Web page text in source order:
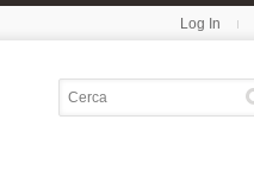
Log In